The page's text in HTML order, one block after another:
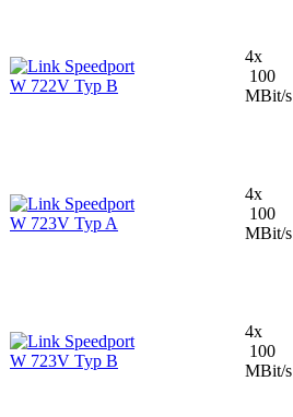
Speedport
W 722V Typ B
4x
100
MBit/s
Speedport
W 723V Typ A
4x
100
MBit/s
Speedport
W 723V Typ B
4x
100
MBit/s